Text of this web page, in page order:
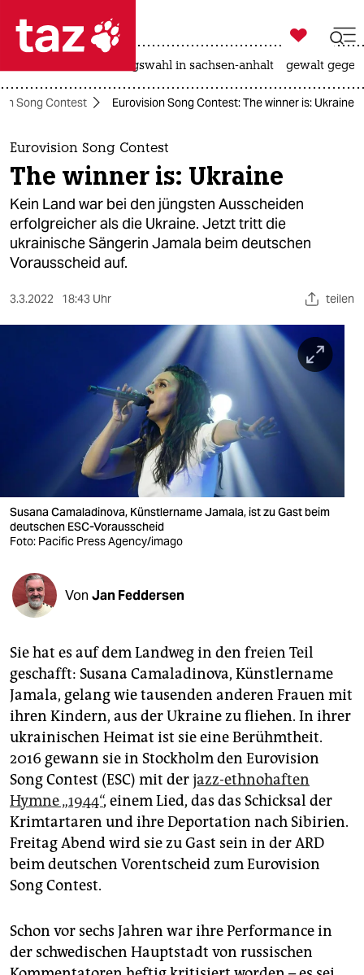
 taz zahl ich
taz zahl ich
themen
politik
öko
gesellschaft
kultur
sport
verlag
veranstaltungen
shop
fragen & hilfe
abo
genossenschaft
epaper login

taz zahl ich
landtagswahl in sachsen-anhalt gewalt
Song Contest Eurovision Song Contest: The winner is: Ukraine
Eurovision Song Contest
The winner is: Ukraine
Kein Land war bei den jüngsten Ausscheiden
erfolgreicher als die Ukraine. Jetzt tritt die
ukrainische Sängerin Jamala beim deutschen
Vorausscheid auf.
3.3.2022 18:43 Uhr teilen
Susana Camaladinova, Künstlername Jamala, ist zu Gast beim
deutschen ESC-Vorausscheid
Foto: Pacific Press Agency/imago
Von Jan Feddersen
Sie hat es auf dem Landweg in den freien Teil
geschafft: Susana Camaladinova, Künstlername
Jamala, gelang wie tausenden anderen Frauen mit
ihren Kindern, aus der Ukraine zu fliehen. In ihrer
ukrainischen Heimat ist sie eine Berühmtheit.
2016 gewann sie in Stockholm den Eurovision
Song Contest (ESC) mit derjazz-ethnohaften
Hymne „1944“, einem Lied, das das Schicksal der
Krimtartaren und ihre Deportation nach Sibirien.
Freitag Abend wird sie zu Gast sein in der ARD
beim deutschen Vorentscheid zum Eurovision
Song Contest.
Schon vor sechs Jahren war ihre Performance in
der schwedischen Hauptstadt von russischen